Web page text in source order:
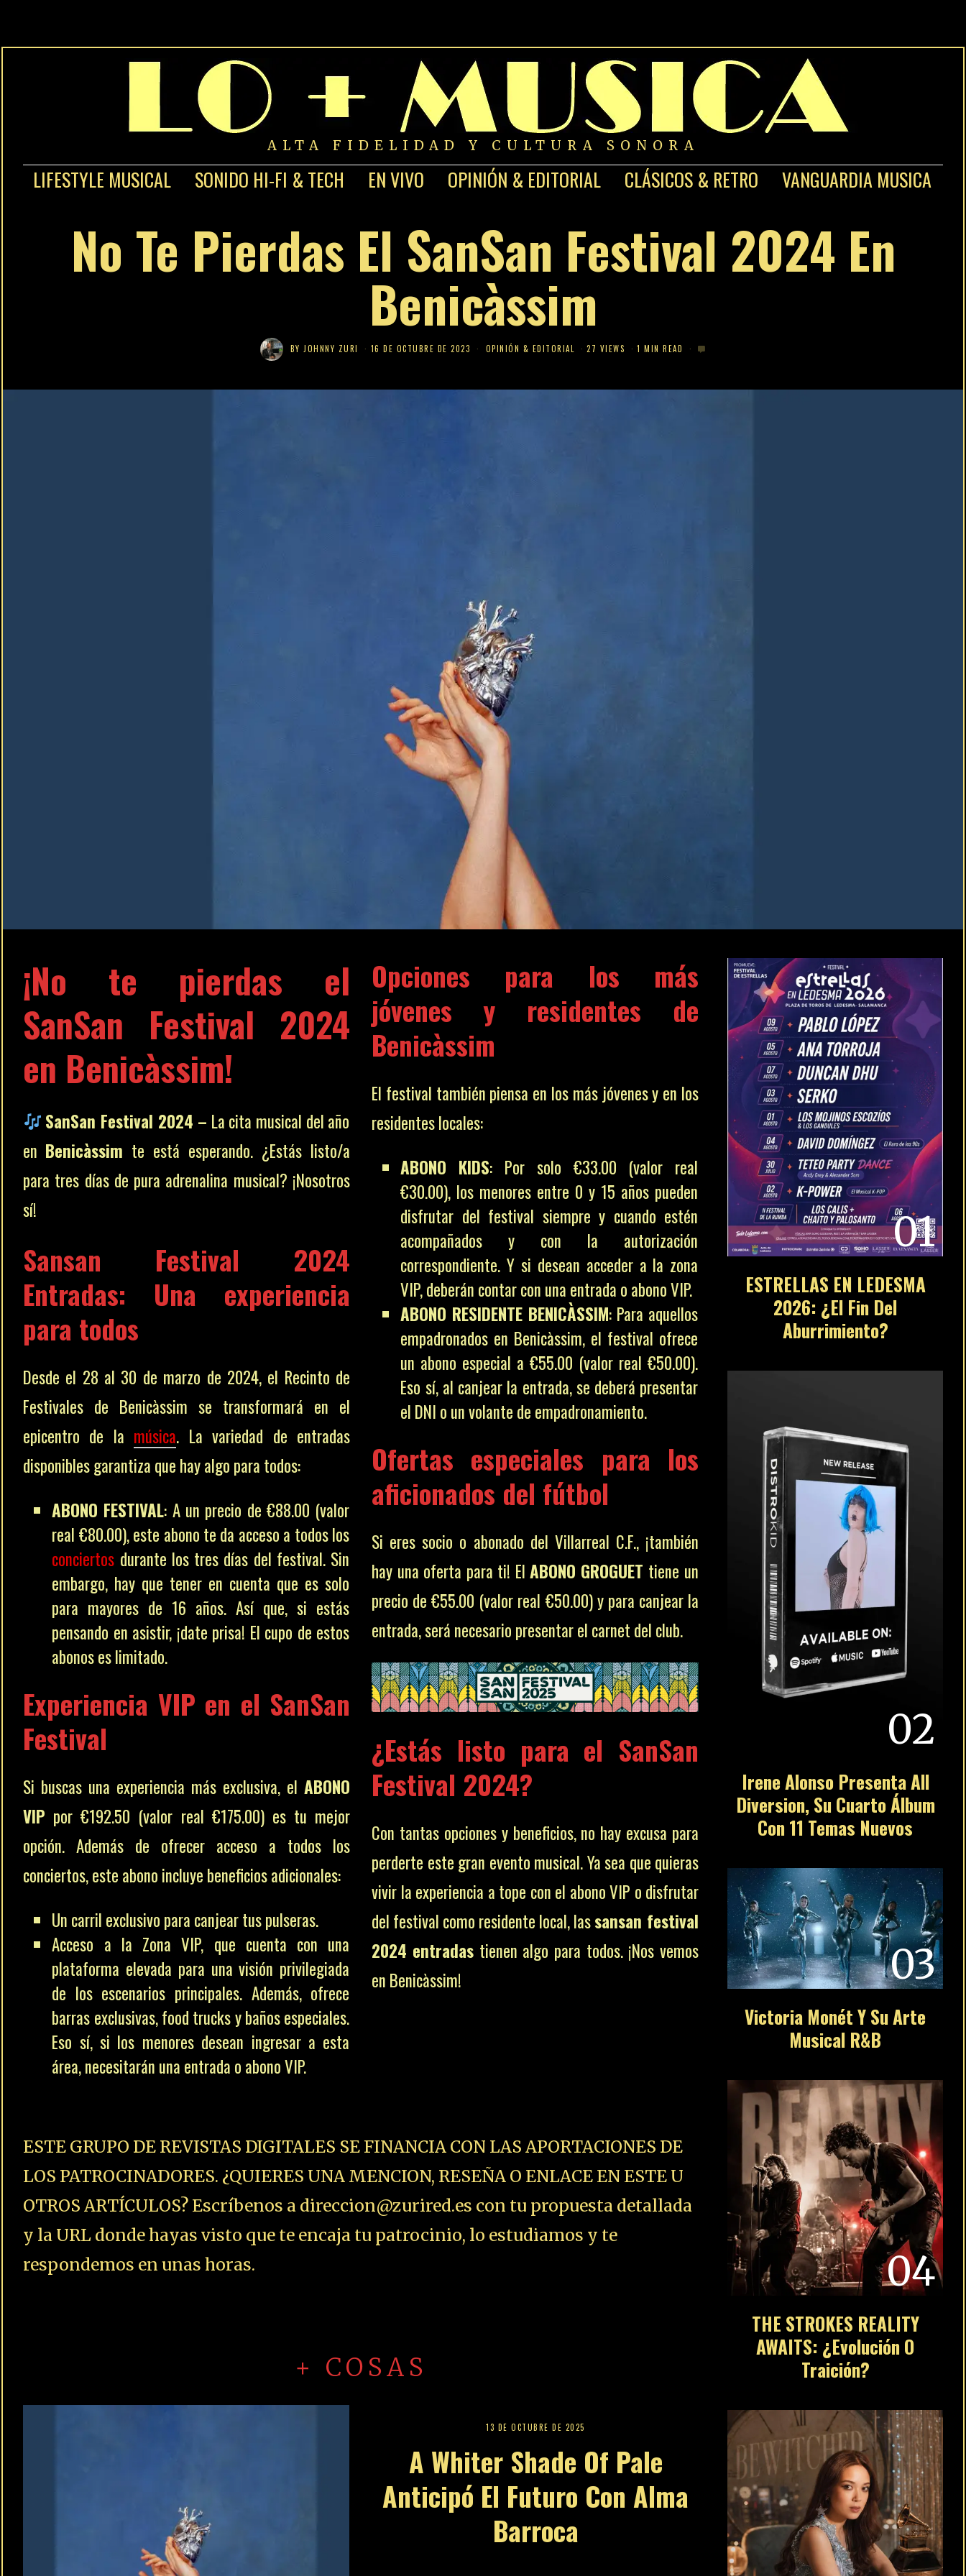
ALTA FIDELIDAD Y CULTURA SONORA
LIFESTYLE MUSICAL SONIDO HI-FI & TECH EN VIVO OPINIÓN & EDITORIAL CLÁSICOS & RETRO VANGUARDIA MUSICA
No Te Pierdas El SanSan Festival 2024 En
Benicàssim
BY JOHNNY ZURI 16 DE OCTUBRE DE 2023 OPINIÓN & EDITORIAL 27 VIEWS 1 MIN READ
¡No te pierdas el
SanSan Festival 2024
en Benicàssim!
SanSan Festival 2024 – La cita musical del año
en Benicàssim te está esperando. ¿Estás listo/a
para tres días de pura adrenalina musical? ¡Nosotros
sí!
Sansan Festival 2024
Entradas: Una experiencia
para todos
Desde el 28 al 30 de marzo de 2024, el Recinto de
Festivales de Benicàssim se transformará en el
epicentro de la música. La variedad de entradas
disponibles garantiza que hay algo para todos:
ABONO FESTIVAL: A un precio de €88.00 (valor
real €80.00), este abono te da acceso a todos los
conciertos durante los tres días del festival. Sin
embargo, hay que tener en cuenta que es solo
para mayores de 16 años. Así que, si estás
pensando en asistir, ¡date prisa! El cupo de estos
abonos es limitado.
Experiencia VIP en el SanSan
Festival
Si buscas una experiencia más exclusiva, el ABONO
VIP por €192.50 (valor real €175.00) es tu mejor
opción. Además de ofrecer acceso a todos los
conciertos, este abono incluye beneficios adicionales:
Un carril exclusivo para canjear tus pulseras.
Acceso a la Zona VIP, que cuenta con una
plataforma elevada para una visión privilegiada
de los escenarios principales. Además, ofrece
barras exclusivas, food trucks y baños especiales.
Eso sí, si los menores desean ingresar a esta
área, necesitarán una entrada o abono VIP.
Opciones para los más
jóvenes y residentes de
Benicàssim
El festival también piensa en los más jóvenes y en los
residentes locales:
ABONO KIDS: Por solo €33.00 (valor real
€30.00), los menores entre 0 y 15 años pueden
disfrutar del festival siempre y cuando estén
acompañados y con la autorización
correspondiente. Y si desean acceder a la zona
VIP, deberán contar con una entrada o abono VIP.
ABONO RESIDENTE BENICÀSSIM: Para aquellos
empadronados en Benicàssim, el festival ofrece
un abono especial a €55.00 (valor real €50.00).
Eso sí, al canjear la entrada, se deberá presentar
el DNI o un volante de empadronamiento.
Ofertas especiales para los
aficionados del fútbol
Si eres socio o abonado del Villarreal C.F., ¡también
hay una oferta para ti! El ABONO GROGUET tiene un
precio de €55.00 (valor real €50.00) y para canjear la
entrada, será necesario presentar el carnet del club.
¿Estás listo para el SanSan
Festival 2024?
Con tantas opciones y beneficios, no hay excusa para
perderte este gran evento musical. Ya sea que quieras
vivir la experiencia a tope con el abono VIP o disfrutar
del festival como residente local, lassansan festival
2024 entradas tienen algo para todos. ¡Nos vemos
en Benicàssim!
ESTE GRUPO DE REVISTAS DIGITALES SE FINANCIA CON LAS APORTACIONES DE
LOS PATROCINADORES. ¿QUIERES UNA MENCION, RESEÑA O ENLACE EN ESTE U
OTROS ARTÍCULOS? Escríbenos a direccion@zurired.es con tu propuesta detallada
y la URL donde hayas visto que te encaja tu patrocinio, lo estudiamos y te
respondemos en unas horas.
+ COSAS
13 DE OCTUBRE DE 2025
A Whiter Shade Of Pale
Anticipó El Futuro Con Alma
Barroca
01
ESTRELLAS EN LEDESMA
2026: ¿El Fin Del
Aburrimiento?
02
Irene Alonso Presenta All
Diversion, Su Cuarto Álbum
Con 11 Temas Nuevos
03
Victoria Monét Y Su Arte
Musical R&B
04
THE STROKES REALITY
AWAITS: ¿Evolución O
Traición?